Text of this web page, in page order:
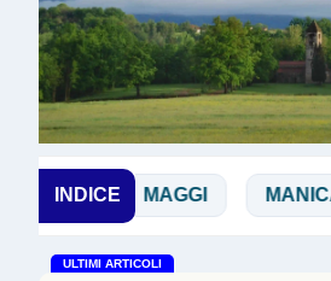
INDICE
MAGGI MANICARDI
ULTIMI ARTICOLI